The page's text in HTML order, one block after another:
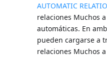
AUTOMATIC
relaciones Muchos
automáticas. En
pueden cargarse a
relaciones Muchos